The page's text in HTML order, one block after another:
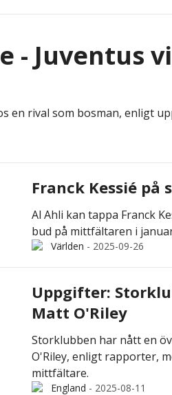
- Juventus
en rival som bosman, enligt
Franck Kessié på
Al Ahli kan tappa Franck
bud på mittfältaren i
Världen - 2025-09-26
Uppgifter:
Matt O'Riley
Storklubben har nått en
O'Riley, enligt rapporter,
mittfältare.
England - 2025-08-11